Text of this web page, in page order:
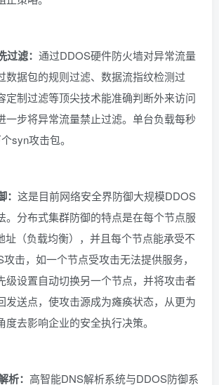
滤： 通过DDOS硬件防火墙对异常流量
数据包的规则过滤、数据流指纹检测过
定制过滤等顶尖技术能准确判断外来访问
一步将异常流量禁止过滤。单台负载每秒
syn攻击包。
这是目前网络安全界防御大规模DDOS
。分布式集群防御的特点是在每个节点服
址（负载均衡），并且每个节点能承受不
击，如一个节点受攻击无法提供服务，
级设置自动切换另一个节点，并将攻击者
发送点，使攻击源成为瘫痪状态，从更为
去影响企业的安全执行决策。
析： 高智能DNS解析系统与DDOS防御系